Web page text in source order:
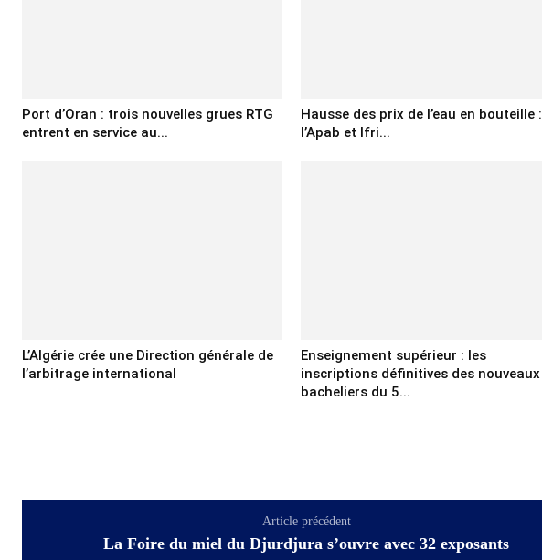
Port d’Oran : trois nouvelles grues RTG
entrent en service au...
Hausse des prix de l’eau en bouteille :
l’Apab et Ifri...
L’Algérie crée une Direction générale de
l’arbitrage international
Enseignement supérieur : les
inscriptions définitives des nouveaux
bacheliers du 5...
Article précédent
La Foire du miel du Djurdjura s’ouvre avec 32 exposants